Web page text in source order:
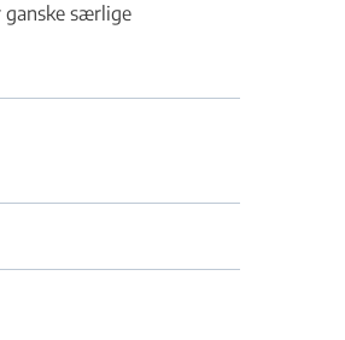
ganske særlige